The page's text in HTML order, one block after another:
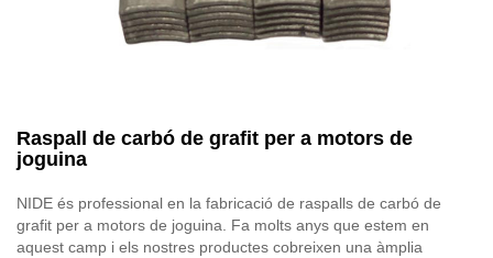
Raspall de carbó de grafit per a motors de
joguina
NIDE és professional en la fabricació de raspalls de carbó de
grafit per a motors de joguina. Fa molts anys que estem en
aquest camp i els nostres productes cobreixen una àmplia